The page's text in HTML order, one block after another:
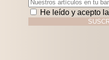
He leído y acepto la